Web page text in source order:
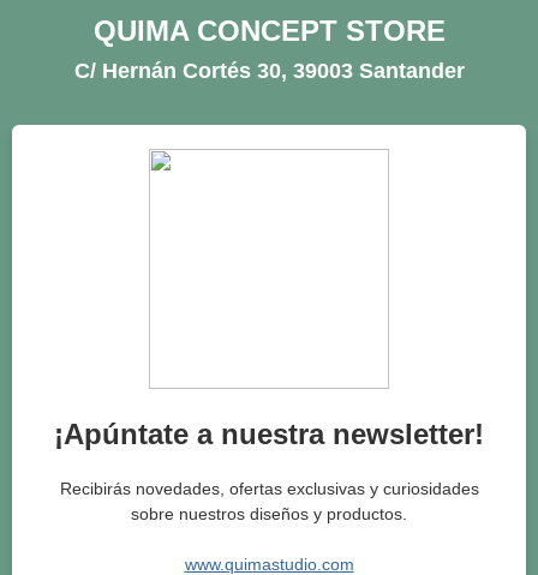
QUIMA CONCEPT STORE
C/ Hernán Cortés 30, 39003 Santander
¡Apúntate a nuestra newsletter!
Recibirás novedades, ofertas exclusivas y curiosidades
sobre nuestros diseños y productos.
www.quimastudio.com